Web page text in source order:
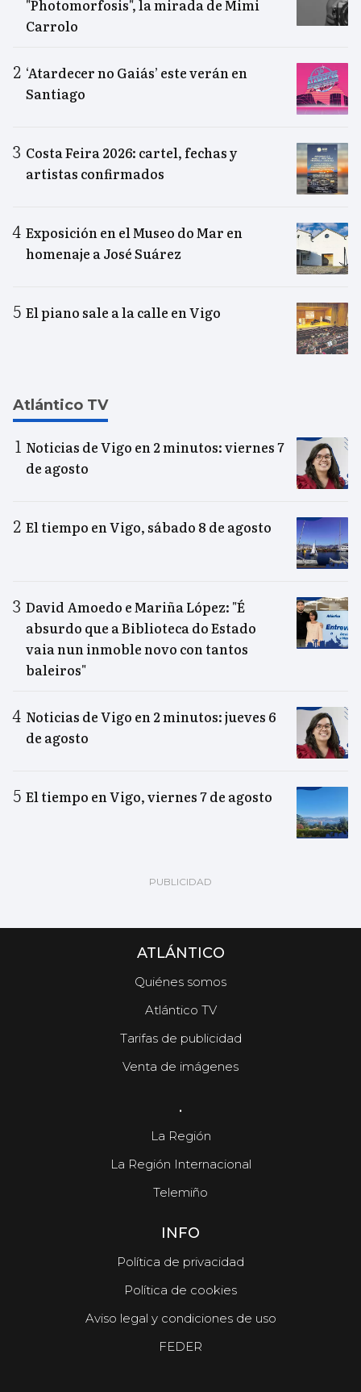
"Photomorfosis", la mirada de Mimi
Carrolo
‘Atardecer no Gaiás’ este verán en
Santiago
Costa Feira 2026: cartel, fechas y
artistas confirmados
Exposición en el Museo do Mar en
homenaje a José Suárez
El piano sale a la calle en Vigo
Atlántico TV
Noticias de Vigo en 2 minutos: viernes 7
de agosto
El tiempo en Vigo, sábado 8 de agosto
David Amoedo e Mariña López: "É
absurdo que a Biblioteca do Estado
vaia nun inmoble novo con tantos
baleiros"
Noticias de Vigo en 2 minutos: jueves 6
de agosto
El tiempo en Vigo, viernes 7 de agosto
ATLÁNTICO
Quiénes somos
Atlántico TV
Tarifas de publicidad
Venta de imágenes
.
La Región
La Región Internacional
Telemiño
INFO
Política de privacidad
Política de cookies
Aviso legal y condiciones de uso
FEDER